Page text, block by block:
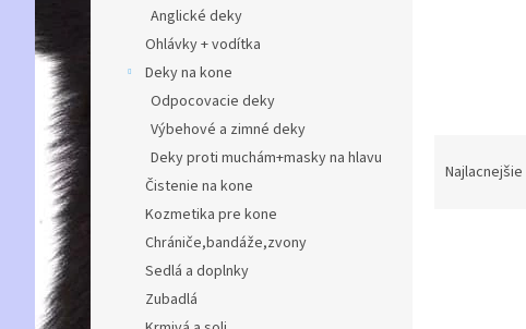
Anglické deky
Ohlávky + vodítka
Deky na kone
Odpocovacie deky
Výbehové a zimné deky
Deky proti muchám+masky na hlavu
Čistenie na kone
Kozmetika pre kone
Chrániče,bandáže,zvony
Sedlá a doplnky
Zubadlá
Najlacnejšie